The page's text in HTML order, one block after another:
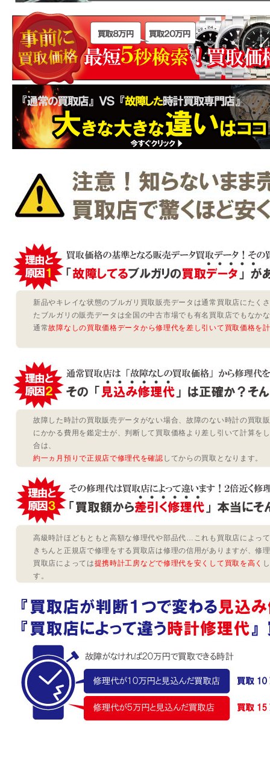
新品やキレイな状態のブルガリ買取販売データは通常買取店にたく
たブルガリの販売データは全国の中古市場でも有名買取店でもなか
通常故障なしの買取価格データから修理代を差し引いて買取価格を
故障した時計の買取販売データがない場合、故障のない時計の買取
にかかる費用を鑑定士が、判断して買取価格より差し引いて計算を
合は、
約一ヵ月預りで正規店で修理代を確認 してからの買取となります。
高級時計ほどもともと高額な修理代や部品代…これも買取店によっ
きちんと正規店で修理をする買取店は修理の信用がありますが、修
買取店によっては提携時計工房などで修理代を安くして買取を高く
す。